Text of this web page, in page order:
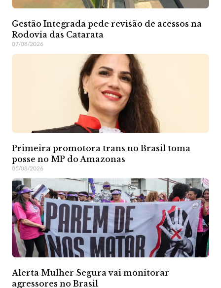
Gestão Integrada pede revisão de acessos na
Rodovia das Catarata
07/08/2026
Primeira promotora trans no Brasil toma
posse no MP do Amazonas
05/08/2026
Alerta Mulher Segura vai monitorar
agressores no Brasil